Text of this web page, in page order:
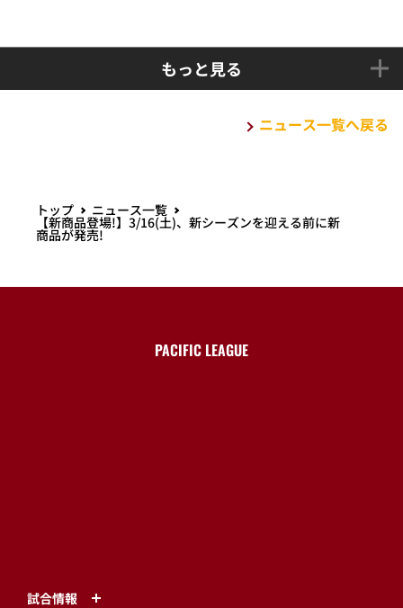
もっと見る
ニュース一覧へ戻る
トップ ニュース一覧
【新商品登場!】3/16(土)、新シーズンを迎える前に新
商品が発売!
PACIFIC LEAGUE
試合情報